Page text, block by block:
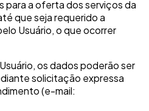
para a oferta dos serviços da
que seja requerido a
Usuário, o que ocorrer
os dados poderão ser
solicitação expressa
(e-mail: